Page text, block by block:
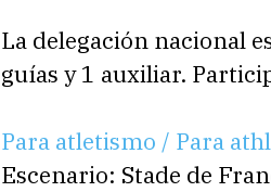
La delegación nacional
guías y 1 auxiliar.
Para atletismo / Para
Escenario: Stade de